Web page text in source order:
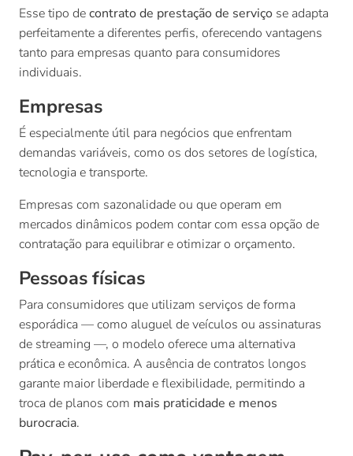
Esse tipo decontrato de prestação de serviço se adapta
perfeitamente a diferentes perfis, oferecendo vantagens
tanto para empresas quanto para consumidores
individuais.
Empresas
É especialmente útil para negócios que enfrentam
demandas variáveis, como os dos setores de logística,
tecnologia e transporte.
Empresas com sazonalidade ou que operam em
mercados dinâmicos podem contar com essa opção de
contratação para equilibrar e otimizar o orçamento.
Pessoas físicas
Para consumidores que utilizam serviços de forma
esporádica — como aluguel de veículos ou assinaturas
de streaming —, o modelo oferece uma alternativa
prática e econômica. A ausência de contratos longos
garante maior liberdade e flexibilidade, permitindo a
troca de planos com mais praticidade e menos
burocracia.